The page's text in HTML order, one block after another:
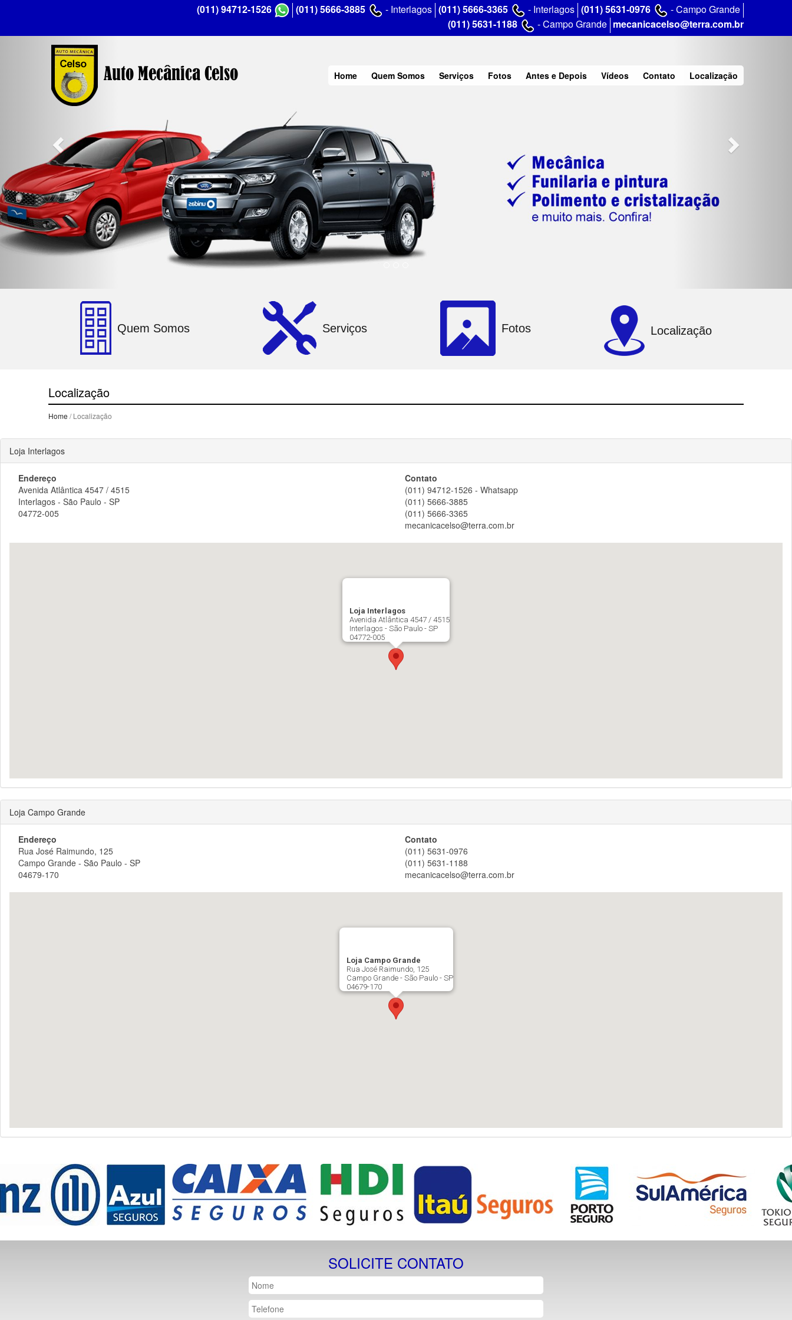
(011) 94712-1526 (011) 5666-3885 - Interlagos (011) 5666-3365 - Interlagos (011) 5631-0976
- Campo Grande
(011) 5631-1188
- Campo Grande mecanicacelso@terra.com.br
Home Quem Somos Serviços Fotos Antes e Depois Vídeos Contato Localização
Next
Quem Somos Serviços Fotos Localização
Localização
Home / Localização
Loja Interlagos
Endereço
Avenida Atlântica 4547 / 4515
Interlagos - São Paulo - SP
04772-005
Contato
(011) 94712-1526 - Whatsapp
(011) 5666-3885
(011) 5666-3365
mecanicacelso@terra.com.br
Loja Interlagos
Avenida Atlântica 4547 / 4515
Interlagos - São Paulo - SP
04772-005
Loja Campo Grande
Endereço
Rua José Raimundo, 125
Campo Grande - São Paulo - SP
04679-170
Contato
(011) 5631-0976
(011) 5631-1188
mecanicacelso@terra.com.br
Loja Campo Grande
Rua José Raimundo, 125
Campo Grande - São Paulo - SP
04679-170
SOLICITE CONTATO